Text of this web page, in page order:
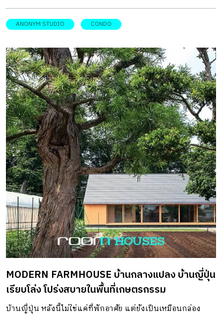
ANONYM STUDIO CONDO
MODERN FARMHOUSE บ้านกลางแปลง บ้านญี่ปุ่น
เรียบโล่ง โปร่งสบายในพื้นที่เกษตรกรรม
บ้านญี่ปุ่น หลังนี้ไม่ใช่แค่ที่พักอาศัย แต่ยังเป็นเหมือนกล่อง